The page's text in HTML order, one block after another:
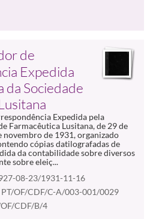
de
Expedida
da Sociedade
Expedida pela
Farmacêutica Lusitana, de 29 de
novembro de 1931, organizado
cópias datilografadas de
da contabilidade sobre diversos
sobre eleiç...
08-23/1931-11-16
PT/OF/CDF/C-A/003-001/0029
CDF/B/4